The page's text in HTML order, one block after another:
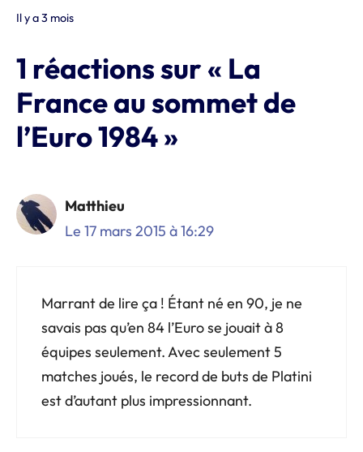
Il y a 3 mois
1 réactions sur « La
France au sommet de
l’Euro 1984 »
Matthieu
Le 17 mars 2015 à 16:29
Marrant de lire ça ! Étant né en 90, je ne
savais pas qu’en 84 l’Euro se jouait à 8
équipes seulement. Avec seulement 5
matches joués, le record de buts de Platini
est d’autant plus impressionnant.